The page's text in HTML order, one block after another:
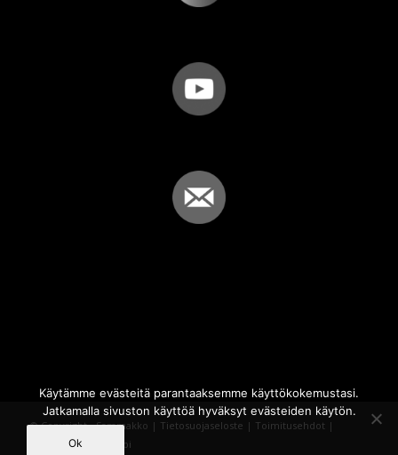
© Copyright - Sammakko | Tietosuojaseloste | Toimitusehdot |
Powered by
iQWebbi
Käytämme evästeitä parantaaksemme käyttökokemustasi.
Jatkamalla sivuston käyttöä hyväksyt evästeiden käytön.
Ok